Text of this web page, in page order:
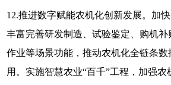
12.推进数字赋能农机化创新发展。加快
丰富完善研发制造、试验鉴定、购机
作业等场景功能，推动农机化全链条
用。实施智慧农业“百千”工程，加强